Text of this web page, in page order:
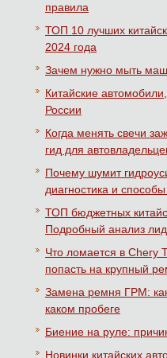
правила
ТОП 10 лучших
2024 года
Зачем нужно мыть
Китайские
России
Когда менять свечи
гид для
Почему шумит
диагностика и
ТОП бюджетных
Подробный анализ
Что ломается в Chery
попасть на крупный
Замена ремня ГРМ:
каком пробеге
Биение на руле:
Новинки китайских